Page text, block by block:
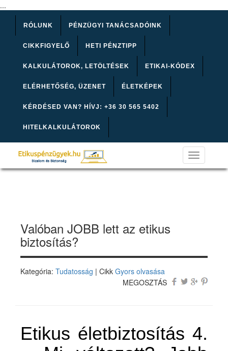
...
RÓLUNK PÉNZÜGYI TANÁCSADÓINK
CIKKFIGYELŐ HETI PÉNZTIPP
KALKULÁTOROK, LETÖLTÉSEK ETIKAI-KÓDEX
ELÉRHETŐSÉG, ÜZENET ÉLETKÉPEK
KÉRDÉSED VAN? HÍVJ: +36 30 565 5402
HITELKALKULÁTOROK
Toggle
navigation
Valóban JOBB lett az etikus
biztosítás?
Kategória: Tudatosság | Cikk Gyors olvasása
MEGOSZTÁS
Etikus életbiztosítás 4.